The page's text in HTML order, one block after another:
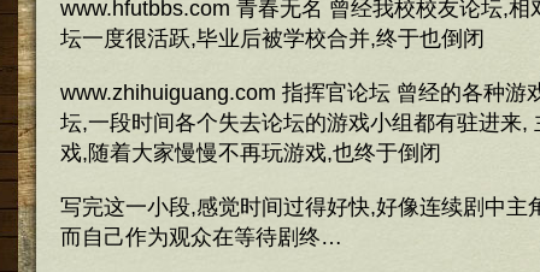
www.hfutbbs.com 青春无名 曾经我校校友论坛,相
坛一度很活跃,毕业后被学校合并,终于也倒闭
www.zhihuiguang.com 指挥官论坛 曾经的各种游
坛,一段时间各个失去论坛的游戏小组都有驻进来,
戏,随着大家慢慢不再玩游戏,也终于倒闭
写完这一小段,感觉时间过得好快,好像连续剧中主
而自己作为观众在等待剧终…